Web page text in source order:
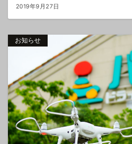
2019年9月27日
お知らせ